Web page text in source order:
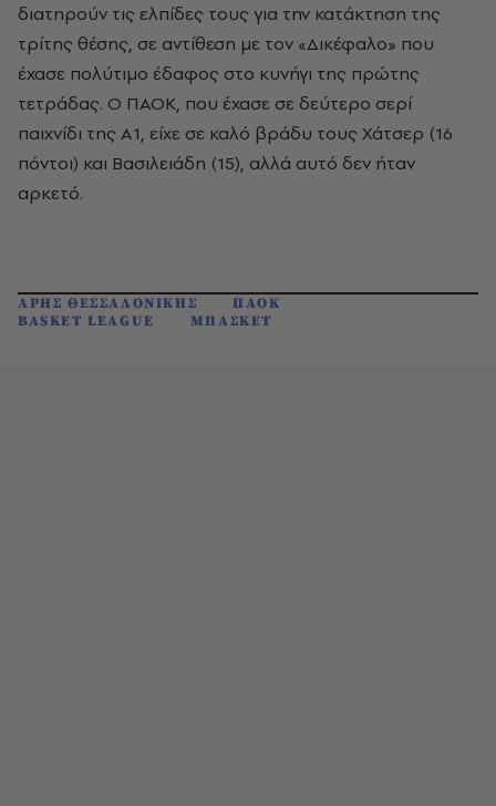
διατηρούν τις ελπίδες τους για την κατάκτηση της
τρίτης θέσης, σε αντίθεση με τον «Δικέφαλο» που
έχασε πολύτιμο έδαφος στο κυνήγι της πρώτης
τετράδας. Ο ΠΑΟΚ, που έχασε σε δεύτερο σερί
παιχνίδι της Α1, είχε σε καλό βράδυ τους Χάτσερ (16
πόντοι) και Βασιλειάδη (15), αλλά αυτό δεν ήταν
αρκετό.
ΑΡΗΣ ΘΕΣΣΑΛΟΝΙΚΗΣ
ΠΑΟΚ
BASKET LEAGUE
ΜΠΑΣΚΕΤ